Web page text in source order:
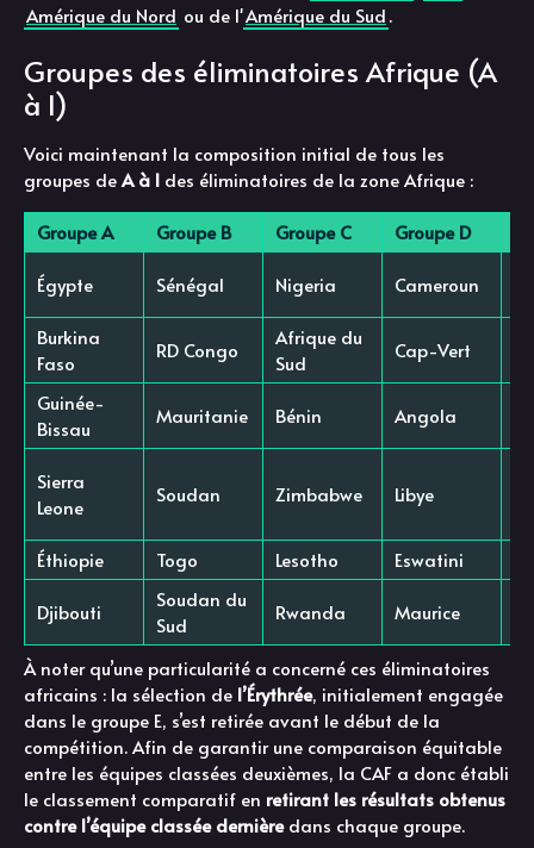
Amérique du Nord ou de l'Amérique du Sud.
Groupes des éliminatoires Afrique (A
à I)
Voici maintenant la composition initial de tous les
groupes deA à I des éliminatoires de la zone Afrique :
Groupe A Groupe B Groupe C Groupe D
Égypte Sénégal Nigeria Cameroun
Burkina
Faso
RD Congo
Afrique du
Sud
Cap-Vert
Guinée-
Bissau
Mauritanie Bénin Angola
Sierra
Leone
Soudan Zimbabwe Libye
Éthiopie Togo Lesotho Eswatini
Djibouti
Soudan du
Sud
Rwanda Maurice
À noter qu’une particularité a concerné ces éliminatoires
africains : la sélection de l’Érythrée, initialement engagée
dans le groupe E, s’est retirée avant le début de la
compétition. Afin de garantir une comparaison équitable
entre les équipes classées deuxièmes, la CAF a donc établi
le classement comparatif en retirant les résultats obtenus
contre l’équipe classée dernièredans chaque groupe.